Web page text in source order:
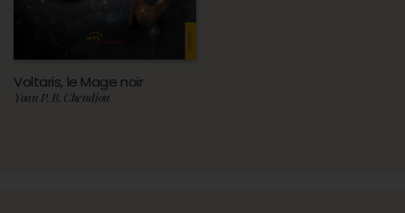
Voltaris, le Mage noir
Yoan P. B. Chendjou